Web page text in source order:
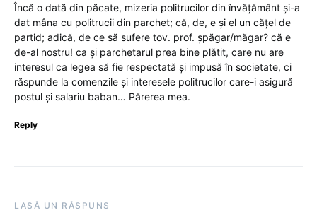
Încă o dată din păcate, mizeria politrucilor din învățământ și-a
dat mâna cu politrucii din parchet; că, de, e și el un cățel de
partid; adică, de ce să sufere tov. prof. șpăgar/măgar? că e
de-al nostru! ca și parchetarul prea bine plătit, care nu are
interesul ca legea să fie respectată și impusă în societate, ci
răspunde la comenzile și interesele politrucilor care-i asigură
postul și salariu baban… Părerea mea.
Reply
LASĂ UN RĂSPUNS